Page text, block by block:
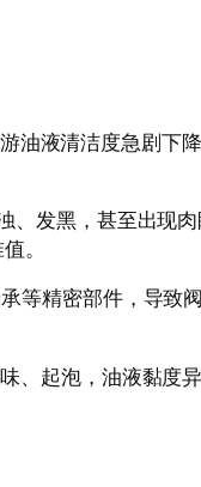
油液清洁度急剧下
、发黑，甚至出现
。
等精密部件，导致
、起泡，油液黏度